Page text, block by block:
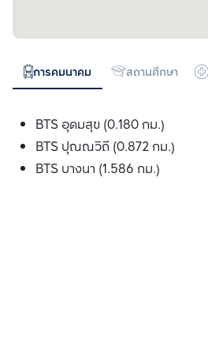
การคมนาคม สถานศึกษา
BTS อุดมสุข (0.180 กม.)
BTS ปุณณวิถี (0.872 กม.)
BTS บางนา (1.586 กม.)